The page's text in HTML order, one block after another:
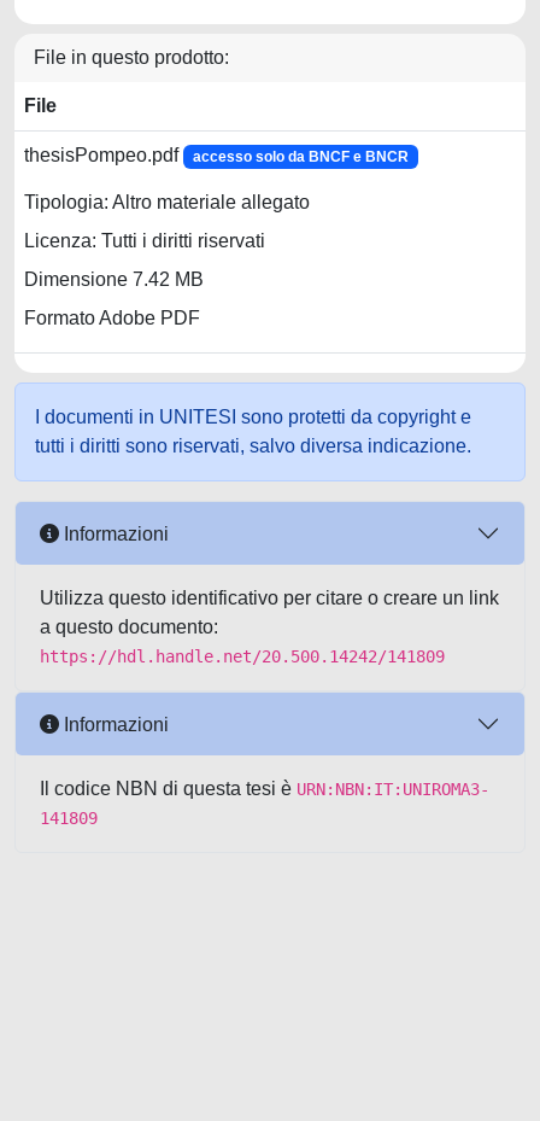
File in questo prodotto:
File
thesisPompeo.pdf accesso solo da BNCF e BNCR
Tipologia: Altro materiale allegato
Licenza: Tutti i diritti riservati
Dimensione 7.42 MB
Formato Adobe PDF
I documenti in UNITESI sono protetti da copyright e
tutti i diritti sono riservati, salvo diversa indicazione.
Informazioni
Utilizza questo identificativo per citare o creare un link
a questo documento:
https://hdl.handle.net/20.500.14242/141809
Informazioni
Il codice NBN di questa tesi è URN:NBN:IT:UNIROMA3-
141809